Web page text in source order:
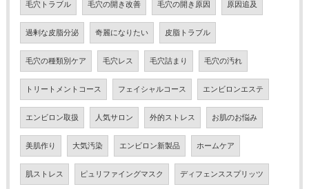
毛穴トラブル 毛穴の開き改善 毛穴の開き原因 原因追及
過剰な皮脂分泌 奇麗になりたい 皮脂トラブル
毛穴の種類別ケア 毛穴レス 毛穴詰まり 毛穴の汚れ
トリートメントコース フェイシャルコース エンビロンエステ
エンビロン取扱 人気サロン 外的ストレス お肌のお悩み
美肌作り 大気汚染 エンビロン新製品 ホームケア
肌ストレス ピュリファイングマスク ディフェンススプリッツ